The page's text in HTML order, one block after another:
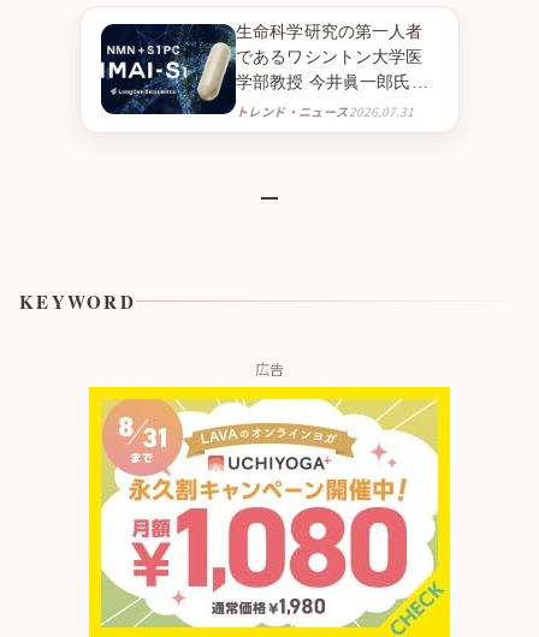
生命科学研究の第一人者
であるワシントン大学医
学部教授 今井眞一郎氏の
新たな挑戦 NMNとニンニ
ク由来成分S1PC※１を組
トレンド・ニュース 2026.07.31
KEYWORD
広告